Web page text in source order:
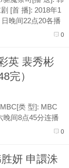
[首 播]: 2018年1
晚间22点20各播
]: 金钟...
0
英 裴秀彬
完）
类 型]: MBC
晚间8点45分连播
0
妍 申譞洙